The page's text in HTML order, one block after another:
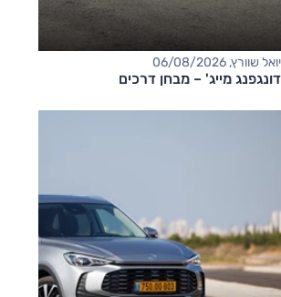
יואל שוורץ, 06/08/2026
דונגפנג מייג' – מבחן דרכים